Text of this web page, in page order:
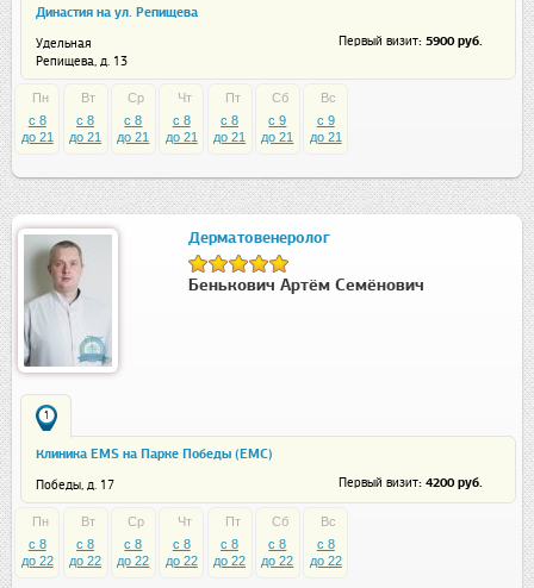
Династия на ул. Репищева
Удельная
Репищева, д. 13
Первый визит: 5900 руб.
Пн
c 8
до 21
Вт
c 8
до 21
Ср
c 8
до 21
Чт
c 8
до 21
Пт
c 8
до 21
Сб
c 9
до 21
Вс
c 9
до 21
Дерматовенеролог
Бенькович Артём Семёнович
1
Клиника EMS на Парке Победы (ЕМС)
Победы, д. 17 Первый визит: 4200 руб.
Пн
c 8
до 22
Вт
c 8
до 22
Ср
c 8
до 22
Чт
c 8
до 22
Пт
c 8
до 22
Сб
c 8
до 22
Вс
c 8
до 22